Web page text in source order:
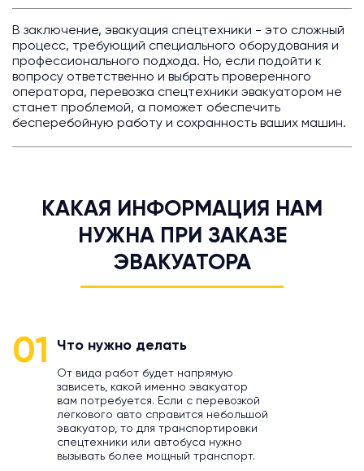
В заключение, эвакуация спецтехники - это сложный
процесс, требующий специального оборудования и
профессионального подхода. Но, если подойти к
вопросу ответственно и выбрать проверенного
оператора, перевозка спецтехники эвакуатором не
станет проблемой, а поможет обеспечить
бесперебойную работу и сохранность ваших машин.
КАКАЯ ИНФОРМАЦИЯ НАМ
НУЖНА ПРИ ЗАКАЗЕ
ЭВАКУАТОРА
01 Что нужно делать
От вида работ будет напрямую
зависеть, какой именно эвакуатор
вам потребуется. Если с перевозкой
легкового авто справится небольшой
эвакуатор, то для транспортировки
спецтехники или автобуса нужно
вызывать более мощный транспорт.